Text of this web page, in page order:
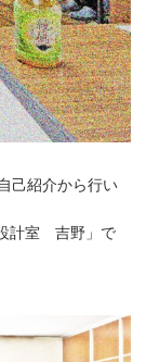
己紹介から行い
計室 吉野」で